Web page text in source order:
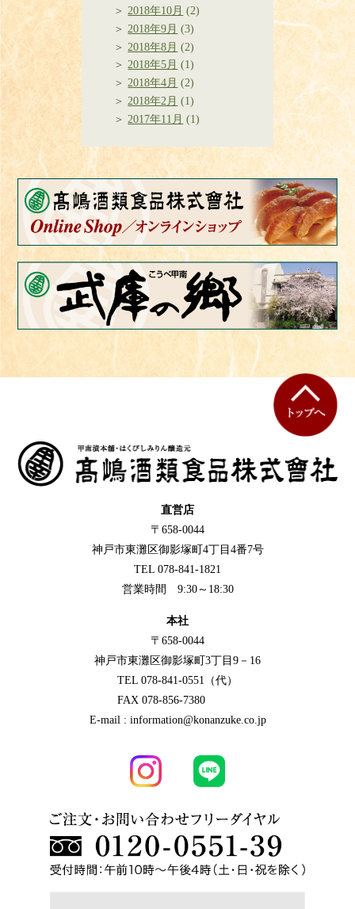
2018年10月 (2)
2018年9月 (3)
2018年8月 (2)
2018年5月 (1)
2018年4月 (2)
2018年2月 (1)
2017年11月 (1)
直営店
〒658-0044
神戸市東灘区御影塚町4丁目4番7号
TEL 078-841-1821
営業時間 9:30～18:30
本社
〒658-0044
神戸市東灘区御影塚町3丁目9－16
TEL 078-841-0551（代）
FAX 078-856-7380
E-mail : information@konanzuke.co.jp